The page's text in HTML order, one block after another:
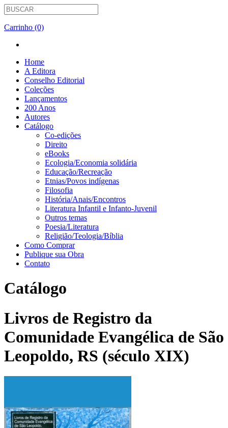
Carrinho (0)
Home
A Editora
Conselho Editorial
Coleções
Lançamentos
200 Anos
Autores
Catálogo
Co-edições
Direito
eBooks
Ecologia/Economia solidária
Educação/Recreação
Etnias/Povos indígenas
Filosofia
História/Anais/Encontros
Literatura Infantil e Infanto-Juvenil
Outros temas
Poesia/Literatura
Religião/Teologia/Bíblia
Como Comprar
Publique sua Obra
Contato
Catálogo
Livros de Registro da
Comunidade Evangélica de São
Leopoldo, RS (século XIX)